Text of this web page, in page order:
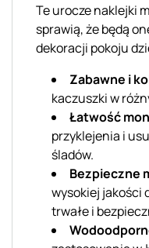
Te urocze naklejki
sprawią, że będą
dekoracji pokoju
Zabawne i
kaczuszki w
Łatwość
przyklejenia i
śladów.
Bezpieczne
wysokiej jakości
trwałe i